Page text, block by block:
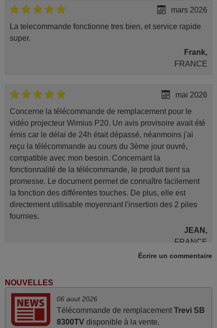
mars 2026
La telecommande fonctionne tres bien, et service rapide
super.
Frank,
FRANCE
mai 2026
Concerne la télécommande de remplacement pour le
vidéo projecteur Wimius P20. Un avis provisoire avait été
émis car le délai de 24h était dépassé, néanmoins j'ai
reçu la télécommande au cours du 3ème jour ouvré,
compatible avec mon besoin. Concernant la
fonctionnalité de la télécommande, le produit tient sa
promesse. Le document permet de connaître facilement
la fonction des différentes touches. De plus, elle est
directement utilisable moyennant l'insertion des 2 piles
fournies.
JEAN,
FRANCE
Ravie de voir que ma commande effectuée a 13h30est
deja traitée et expédiée Je vous en remercie d’avance et
attend la réception Encore merci
Écrire un commentaire
NOUVELLES
06 aout 2026
Télécommande de remplacementTrevi SB
8300TVdisponible à la vente.